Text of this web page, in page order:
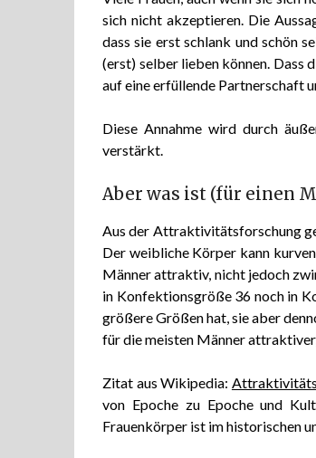
sich nicht akzeptieren. Die
dass sie erst schlank und schön
(erst) selber lieben können. Dass
auf eine erfüllende Partnerschaft
Diese Annahme wird durch
verstärkt.
Aber was ist (für einen
Aus der Attraktivitätsforschung
Der weibliche Körper kann
Männer attraktiv, nicht jedoch
in Konfektionsgröße 36 noch in
größere Größen hat, sie aber
für die meisten Männer
Zitat aus Wikipedia:
von Epoche zu Epoche und
Frauenkörper ist im historischen